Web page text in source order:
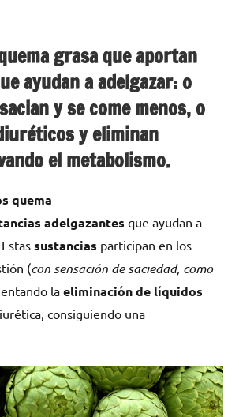
grasa que aportan
ayudan a adelgazar: o
y se come menos, o
y eliminan
el metabolismo.
quema
adelgazantes que ayudan a
sustancias participan en los
(con sensación de saciedad, como
la eliminación de líquidos
consiguiendo una